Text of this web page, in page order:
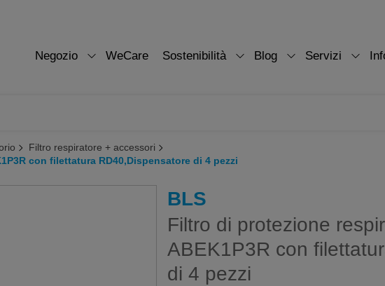
Negozio WeCare Sostenibilità Blog Servizi
Filtro respiratore + accessori
con filettatura RD40,Dispensatore di 4 pezzi
BLS
Filtro di protezione
ABEK1P3R con
di 4 pezzi